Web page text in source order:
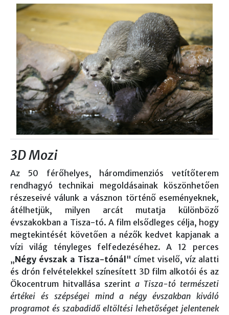
3D Mozi
Az 50 férőhelyes, háromdimenziós vetítőterem
rendhagyó technikai megoldásainak köszönhetően
részeseivé válunk a vásznon történő eseményeknek,
átélhetjük, milyen arcát mutatja különböző
évszakokban a Tisza-tó. A film elsődleges célja, hogy
megtekintését követően a nézők kedvet kapjanak a
vízi világ tényleges felfedezéséhez. A 12 perces
„Négy évszak a Tisza-tónál " címet viselő, víz alatti
és drón felvételekkel színesített 3D film alkotói és az
Ökocentrum hitvallása szerint a Tisza-tó természeti
értékei és szépségei mind a négy évszakban kiváló
programot és szabadidő eltöltési lehetőséget jelentenek